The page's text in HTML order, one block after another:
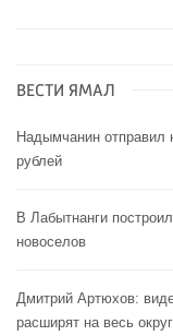
ВЕСТИ ЯМАЛ
Надымчанин отправил
рублей
В Лабытнанги
новоселов
Дмитрий Артюхов:
расширят на весь округ